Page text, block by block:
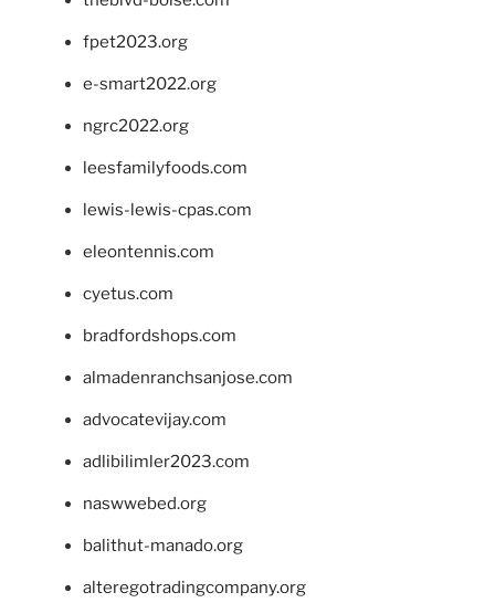
fpet2023.org
e-smart2022.org
ngrc2022.org
leesfamilyfoods.com
lewis-lewis-cpas.com
eleontennis.com
cyetus.com
bradfordshops.com
almadenranchsanjose.com
advocatevijay.com
adlibilimler2023.com
naswwebed.org
balithut-manado.org
alteregotradingcompany.org